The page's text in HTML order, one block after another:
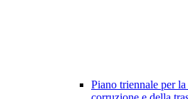
Piano triennale per